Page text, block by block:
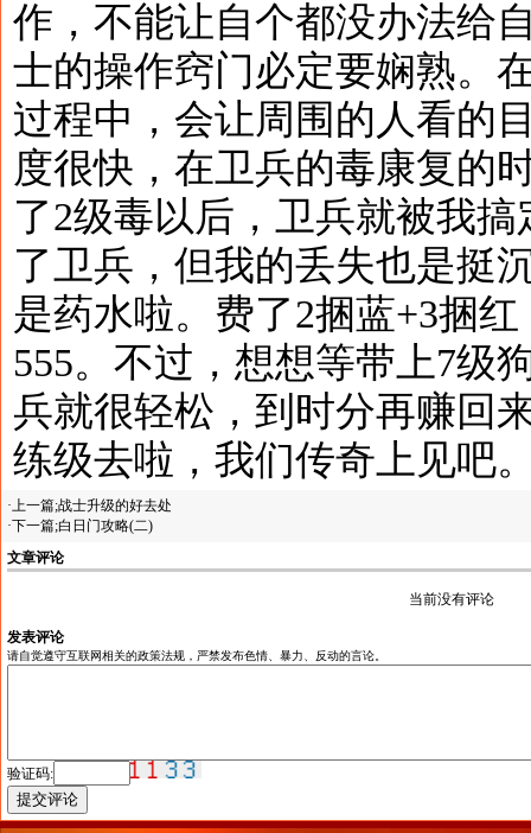
作，不能让自个都没办法给
士的操作窍门必定要娴熟。
过程中，会让周围的人看的
度很快，在卫兵的毒康复的
了2级毒以后，卫兵就被我
了卫兵，但我的丢失也是挺
是药水啦。费了2捆蓝+3捆
555。不过，想想等带上7级
兵就很轻松，到时分再赚回
练级去啦，我们传奇上见吧
·上一篇;战士升级的好去处
·下一篇;白日门攻略(二)
文章评论
当前没有评论
发表评论
请自觉遵守互联网相关的政策法规，严禁发布色情、暴力、反动的言论。
验证码: